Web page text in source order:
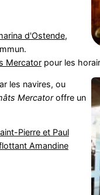
d'Ostende,
Mercatorpour les
les navires, ou
Mercatoroffre un
Pierre et Paul
Amandine